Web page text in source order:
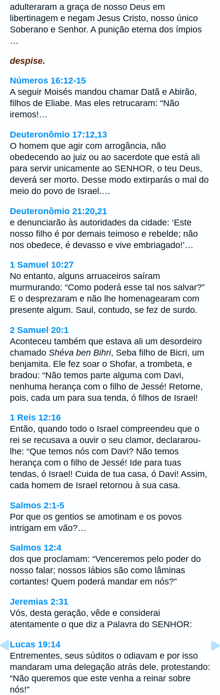
adulteraram a graça de nosso Deus em
libertinagem e negam Jesus Cristo, nosso único
Soberano e Senhor. A punição eterna dos ímpios
…
despise.
Números 16:12-15
A seguir Moisés mandou chamar Datã e Abirão,
filhos de Eliabe. Mas eles retrucaram: “Não
iremos!…
Deuteronômio 17:12,13
O homem que agir com arrogância, não
obedecendo ao juiz ou ao sacerdote que está ali
para servir unicamente ao SENHOR, o teu Deus,
deverá ser morto. Desse modo extirparás o mal do
meio do povo de Israel.…
Deuteronômio 21:20,21
e denunciarão às autoridades da cidade: ‘Este
nosso filho é por demais teimoso e rebelde; não
nos obedece, é devasso e vive embriagado!’…
1 Samuel 10:27
No entanto, alguns arruaceiros saíram
murmurando: “Como poderá esse tal nos salvar?”
E o desprezaram e não lhe homenagearam com
presente algum. Saul, contudo, se fez de surdo.
2 Samuel 20:1
Aconteceu também que estava ali um desordeiro
chamado Shéva ben Bihri, Seba filho de Bicri, um
benjamita. Ele fez soar o Shofar, a trombeta, e
bradou: “Não temos parte alguma com Davi,
nenhuma herança com o filho de Jessé! Retorne,
pois, cada um para sua tenda, ó filhos de Israel!
1 Reis 12:16
Então, quando todo o Israel compreendeu que o
rei se recusava a ouvir o seu clamor, declararou-
lhe: “Que temos nós com Davi? Não temos
herança com o filho de Jessé! Ide para tuas
tendas, ó Israel! Cuida de tua casa, ó Davi! Assim,
cada homem de Israel retornou à sua casa.
Salmos 2:1-5
Por que os gentios se amotinam e os povos
intrigam em vão?…
Salmos 12:4
dos que proclamam: “Venceremos pelo poder do
nosso falar; nossos lábios são como lâminas
cortantes! Quem poderá mandar em nós?”
Jeremias 2:31
Vós, desta geração, vêde e considerai
atentamente o que diz a Palavra do SENHOR:
Lucas 19:14
Entrementes, seus súditos o odiavam e por isso
mandaram uma delegação atrás dele, protestando:
“Não queremos que este venha a reinar sobre
nós!”